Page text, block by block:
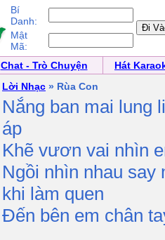
Bí
Danh:
Mật
Mã:
Chat - Trò Chuyện
Hát
Lời Nhạc » Rùa Con
Nắng ban mai lung
áp
Khẽ vươn vai nhìn
Ngồi nhìn nhau say
khi làm quen
Đến bên em chân